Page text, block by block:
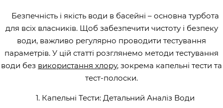
Безпечність і якість води в басейні – основна турбота
для всіх власників. Щоб забезпечити чистоту і безпеку
води, важливо регулярно проводити тестування
параметрів. У цій статті розглянемо методи тестування
води без використання хлору, зокрема капельні тести та
тест-полоски.
1. Капельні Тести: Детальний Аналіз Води